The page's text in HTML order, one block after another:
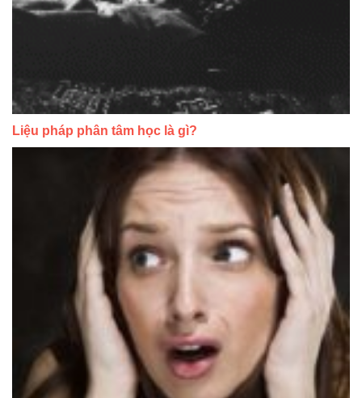
Liệu pháp phân tâm học là gì?